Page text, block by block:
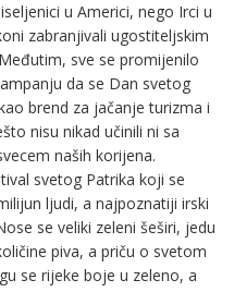
u Americi, nego Irci u
zabranjivali ugostiteljskim
sve se promijenilo
da se Dan svetog
brend za jačanje turizma i
nisu nikad učinili ni sa
naših korijena.
svetog Patrika koji se
ljudi, a najpoznatiji irski
se veliki zeleni šeširi, jedu
piva, a priču o svetom
se rijeke boje u zeleno, a